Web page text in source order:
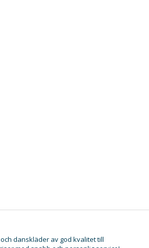
danskläder av god kvalitet till